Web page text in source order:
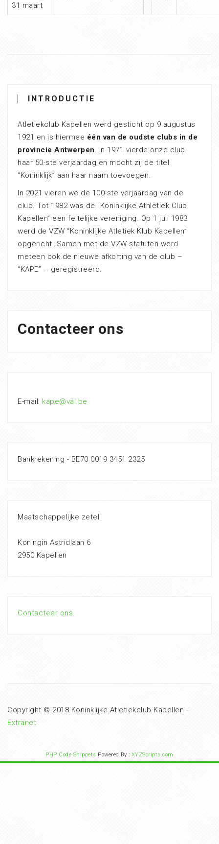
31 maart
INTRODUCTIE
Atletiekclub Kapellen werd gesticht op 9 augustus
1921 en is hiermee één van de oudste clubs in de
provincie Antwerpen. In 1971 vierde onze club
haar 50-ste verjaardag en mocht zij de titel
“Koninklijk” aan haar naam toevoegen.
In 2021 vieren we de 100-ste verjaardag van de
club. Tot 1982 was de “Koninklijke Athletiek Club
Kapellen” een feitelijke vereniging. Op 1 juli 1983
werd de VZW “Koninklijke Atletiek Klub Kapellen”
opgericht. Samen met de VZW-statuten werd
meteen ook de nieuwe afkorting van de club –
“KAPE” – geregistreerd.
Contacteer ons
E-mail: kape@val.be
Bankrekening - BE70 0019 3451 2325
Maatschappelijke zetel
Koningin Astridlaan 6
2950 Kapellen
Contacteer ons
Copyright © 2018 Koninklijke Atletiekclub Kapellen -
Extranet
PHP Code Snippets Powered By : XYZScripts.com